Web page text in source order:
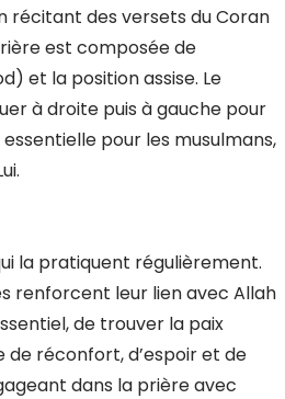
récitant des versets du Coran
est composée de
et la position assise. Le
à droite puis à gauche pour
pour les musulmans,
la pratiquent régulièrement.
renforcent leur lien avec Allah
de trouver la paix
de réconfort, d’espoir et de
dans la prière avec